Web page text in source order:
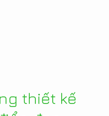
thiết kế